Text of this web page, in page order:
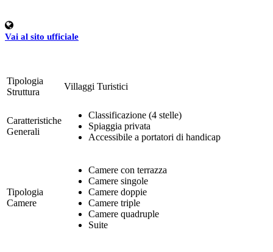
Vai al sito ufficiale
Tipologia
Struttura
Villaggi Turistici
Caratteristiche
Generali
Classificazione (4 stelle)
Spiaggia privata
Accessibile a portatori di handicap
Tipologia
Camere
Camere con terrazza
Camere singole
Camere doppie
Camere triple
Camere quadruple
Suite